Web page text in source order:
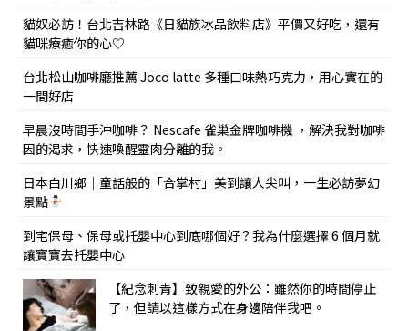
貓奴必訪！台北吉林路《日貓族冰品飲料店》平價又好吃，還有
貓咪療癒你的心♡
台北松山咖啡廳推薦 Joco latte 多種口味熱巧克力，用心實在的
一間好店
早晨沒時間手沖咖啡？ Nescafe 雀巢金牌咖啡機 ，解決我對咖啡
因的渴求，快速喚醒靈肉分離的我。
日本白川鄉｜童話般的「合掌村」美到讓人尖叫，一生必訪夢幻
景點
到宅保母、保母或托嬰中心到底哪個好？我為什麼選擇 6 個月就
讓寶寶去托嬰中心
【紀念刺青】致親愛的外公：雖然你的時間停止
了，但請以這樣方式在身邊陪伴我吧。